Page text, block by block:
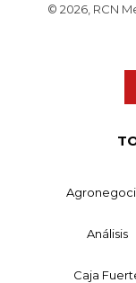
© 2026, RCN
Análisis
Caja